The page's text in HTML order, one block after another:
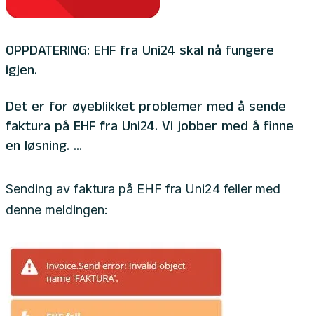
OPPDATERING: EHF fra Uni24 skal nå fungere
igjen.
Det er for øyeblikket problemer med å sende
faktura på EHF fra Uni24. Vi jobber med å finne
en løsning. ...
Sending av faktura på EHF fra Uni24 feiler med
denne meldingen: